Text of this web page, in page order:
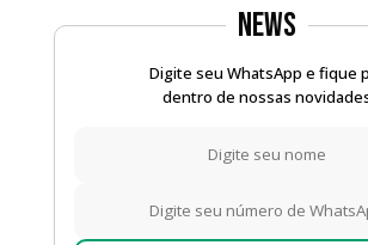
News
Digite seu WhatsApp e fique
dentro de nossas